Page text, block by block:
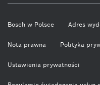
Bosch w Polsce Adres
Nota prawna Polityka
Ustawienia prywatności